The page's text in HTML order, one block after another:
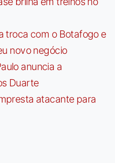
troca com o Botafogo e
novo negócio
anuncia a
Duarte
atacante para